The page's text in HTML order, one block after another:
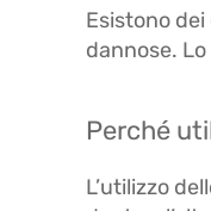
Esistono dei
dannose.
Perché
L’utilizzo